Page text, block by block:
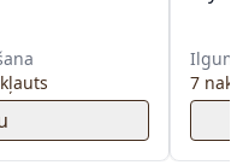
Ilgums
7